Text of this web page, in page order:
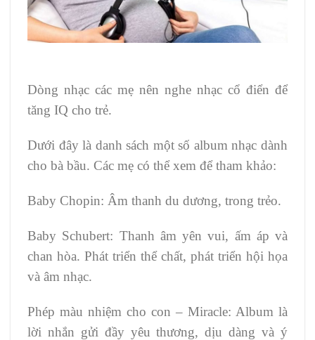
Dòng nhạc các mẹ nên nghe nhạc cổ điển để
tăng IQ cho trẻ.
Dưới đây là danh sách một số album nhạc dành
cho bà bầu. Các mẹ có thể xem để tham khảo:
Baby Chopin: Âm thanh du dương, trong trẻo.
Baby Schubert: Thanh âm yên vui, ấm áp và
chan hòa. Phát triển thể chất, phát triển hội họa
và âm nhạc.
Phép màu nhiệm cho con – Miracle: Album là
lời nhắn gửi đầy yêu thương, dịu dàng và ý